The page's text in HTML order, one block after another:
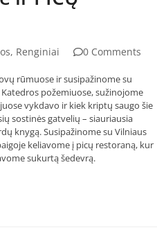
, Renginiai 0 Comments
rūmuose ir susipažinome su
požemiuose, sužinojome
vykdavo ir kiek kriptų saugo šie
sostinės gatvelių – siauriausia
knygą. Susipažinome su Vilniaus
keliavome į picų restoraną, kur
sukurtą šedevrą.